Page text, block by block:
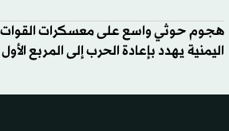
هجوم حوثي واسع على معسكرات القوات
اليمنية يهدد بإعادة الحرب إلى المربع الأول